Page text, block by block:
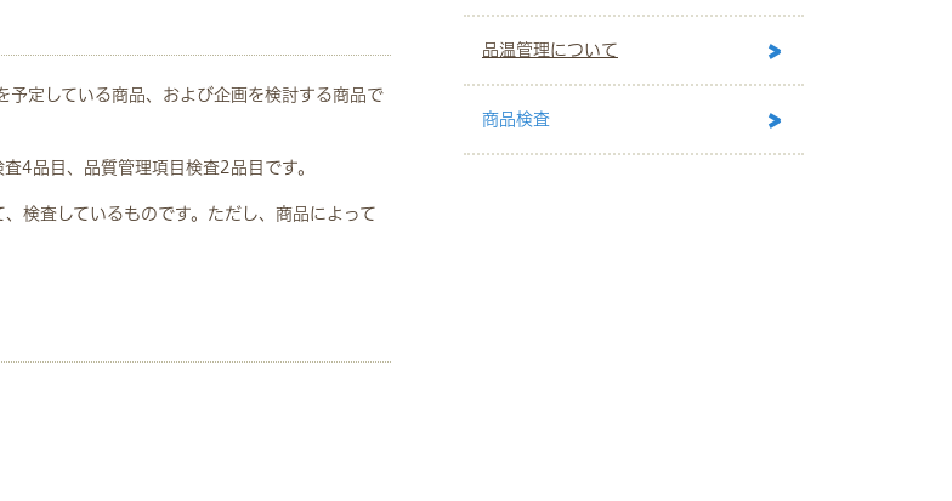
定している商品、および企画を検討する商品で
4品目、品質管理項目検査2品目です。
検査しているものです。ただし、商品によって
品温管理について
商品検査